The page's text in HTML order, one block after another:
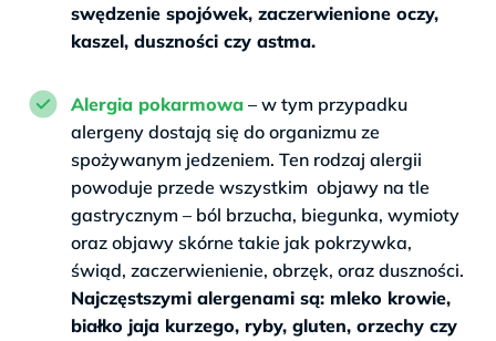
swędzenie spojówek, zaczerwienione oczy,
kaszel, duszności czy astma.
Alergia pokarmowa – w tym przypadku
alergeny dostają się do organizmu ze
spożywanym jedzeniem. Ten rodzaj alergii
powoduje przede wszystkim objawy na tle
gastrycznym – ból brzucha, biegunka, wymioty
oraz objawy skórne takie jak pokrzywka,
świąd, zaczerwienienie, obrzęk, oraz duszności.
Najczęstszymi alergenami są: mleko krowie,
białko jaja kurzego, ryby, gluten, orzechy czy